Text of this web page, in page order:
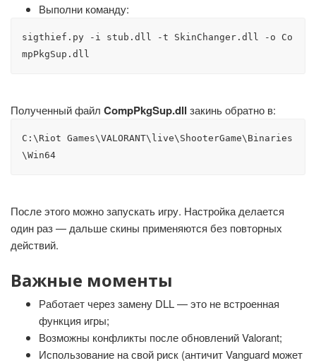
Выполни команду:
sigthief.py -i stub.dll -t SkinChanger.dll -o Co
mpPkgSup.dll
Полученный файл CompPkgSup.dll закинь обратно в:
C:\Riot Games\VALORANT\live\ShooterGame\Binaries
\Win64
После этого можно запускать игру. Настройка делается
один раз — дальше скины применяются без повторных
действий.
Важные моменты
Работает через замену DLL — это не встроенная
функция игры;
Возможны конфликты после обновлений Valorant;
Использование на свой риск (античит Vanguard может